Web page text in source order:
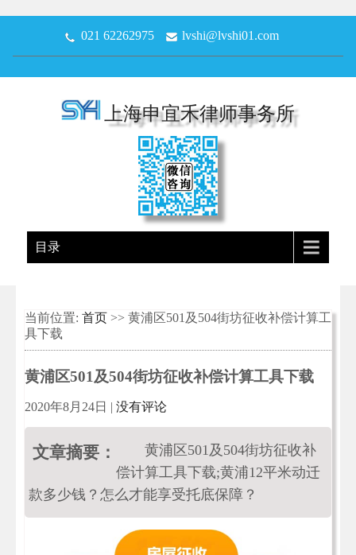
021 62262975 lvshi@lvshi01.com
上海申宜禾律师事务所
目录
当前位置: 首页 >> 黄浦区501及504街坊征收补偿计算工
具下载
黄浦区501及504街坊征收补偿计算工具下载
2020年8月24日 | 没有评论
文章摘要：
黄浦区501及504街坊征收补
偿计算工具下载;黄浦12平米动迁
款多少钱？怎么才能享受托底保障？